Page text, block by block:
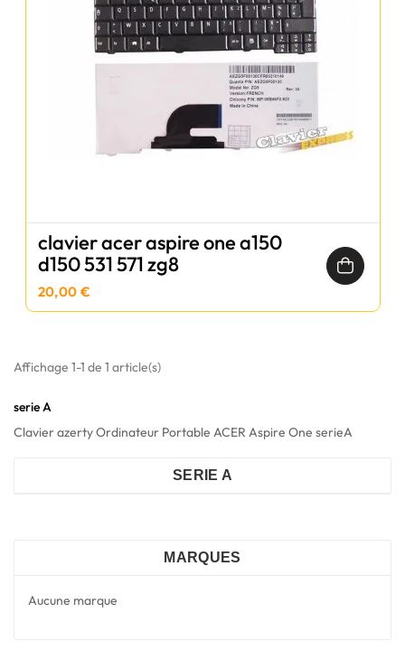
clavier acer aspire one a150
d150 531 571 zg8
20,00 €
Affichage 1-1 de 1 article(s)
serie A
Clavier azerty Ordinateur Portable ACER Aspire One serieA
SERIE A
MARQUES
Aucune marque